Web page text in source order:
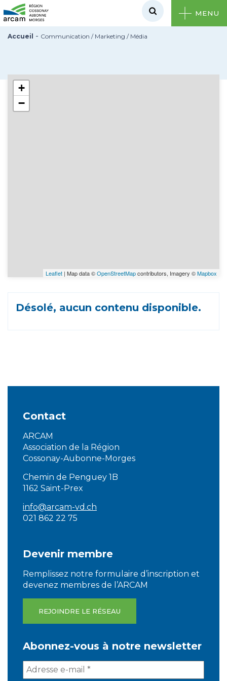
MENU
Accueil - Communication / Marketing / Média
+
−
Leaflet | Map data ©OpenStreetMapcontributors, Imagery ©Mapbox
Désolé, aucun contenu disponible.
Contact
ARCAM
Association de la Région
Cossonay-Aubonne-Morges
Chemin de Penguey 1B
1162 Saint-Prex
info@arcam-vd.ch
021 862 22 75
Devenir membre
Remplissez notre formulaire d’inscription et
devenez membres de l’ARCAM
REJOINDRE LE RÉSEAU
Abonnez-vous à notre newsletter